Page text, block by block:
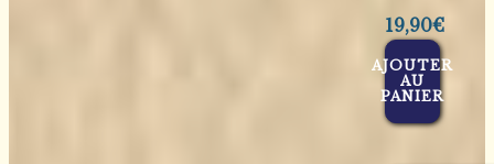
19,90€
AJOUTER
AU
PANIER